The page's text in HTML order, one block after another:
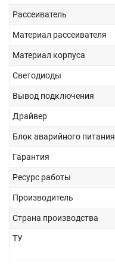
Рассеиватель
Материал рассеивателя
Материал корпуса
Светодиоды
Вывод подключения
Драйвер
Блок аварийного питания
Гарантия
Ресурс работы
Производитель
Страна производства
ТУ